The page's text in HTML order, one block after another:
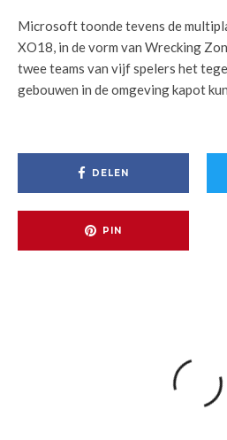
Microsoft toonde tevens de
XO18, in de vorm van Wrecking
twee teams van vijf spelers het
gebouwen in de omgeving kapot
DELEN
PIN